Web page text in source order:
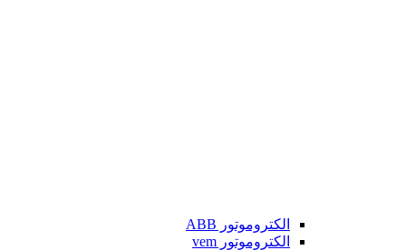
الکتروموتور ABB
الکتروموتور vem